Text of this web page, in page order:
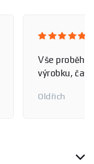
Vše
výrobku, čas
Oldřich